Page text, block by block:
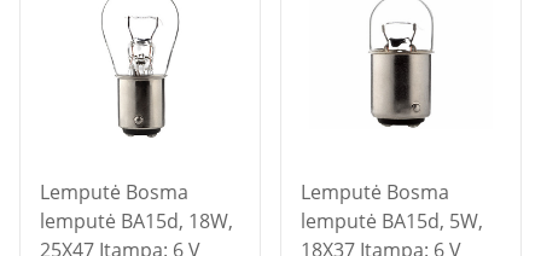
Lemputė Bosma
lemputė BA15d, 18W,
25X47 Įtampa: 6 V
Lemputė Bosma
lemputė BA15d, 5W,
18X37 Įtampa: 6 V